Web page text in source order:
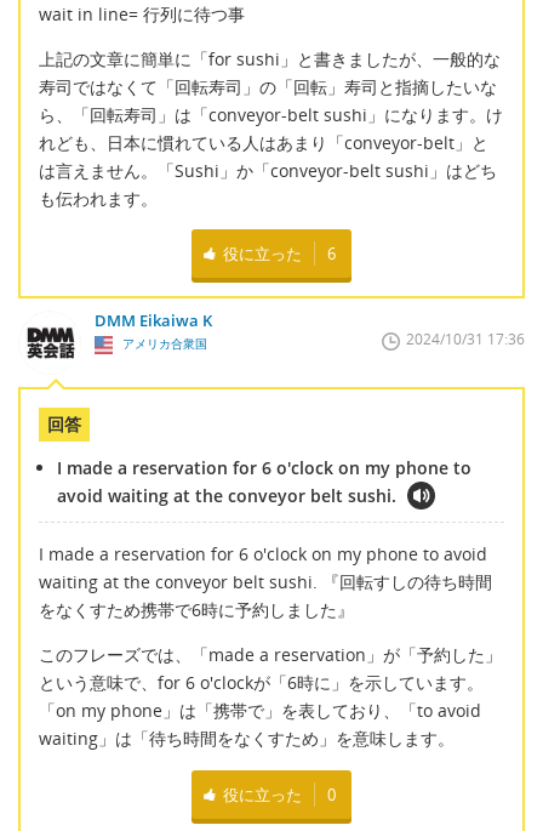
wait in line= 行列に待つ事
上記の文章に簡単に「for sushi」と書きましたが、一般的な
寿司ではなくて「回転寿司」の「回転」寿司と指摘したいな
ら、「回転寿司」は「conveyor-belt sushi」になります。け
れども、日本に慣れている人はあまり「conveyor-belt」と
は言えません。「Sushi」か「conveyor-belt sushi」はどち
も伝われます。
役に立った 6
DMM Eikaiwa K
アメリカ合衆国 2024/10/31 17:36
回答
I made a reservation for 6 o'clock on my phone to
avoid waiting at the conveyor belt sushi.
I made a reservation for 6 o'clock on my phone to avoid
waiting at the conveyor belt sushi. 『回転すしの待ち時間
をなくすため携帯で6時に予約しました』
このフレーズでは、「made a reservation」が「予約した」
という意味で、for 6 o'clockが「6時に」を示しています。
「on my phone」は「携帯で」を表しており、「to avoid
waiting」は「待ち時間をなくすため」を意味します。
役に立った 0